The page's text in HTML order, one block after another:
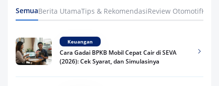
SemuaBerita UtamaTips & RekomendasiReview Otomotif
Keuangan
Cara Gadai BPKB Mobil Cepat Cair di SEVA
(2026): Cek Syarat, dan Simulasinya